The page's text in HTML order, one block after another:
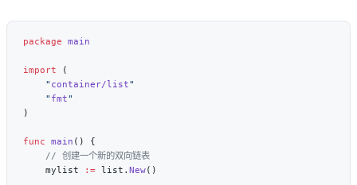
package
import
    "
container/list
    "
fmt
func main
    mylist
:= list. New